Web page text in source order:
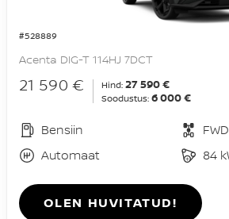
#528889
Acenta DIG-T 114HJ 7DCT
21 590 € Hind: 27 590 €
Soodustus: 6 000 €
Bensiin
FWD
Automaat
84
OLEN HUVITATUD!